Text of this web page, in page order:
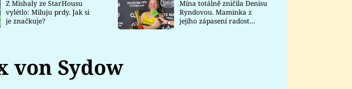
Sledujte nás
Z Mishaly ze StarHousu
vylétlo: Miluju prdy. Jak si
je značkuje?
Mína totálně zničila Denisu
Ryndovou. Maminka z
jejího zápasení radost
von Sydow